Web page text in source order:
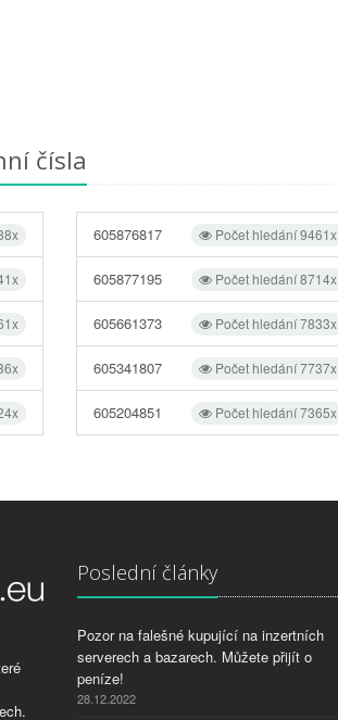
čísla
Počet hledání 9461x
605876817
Počet hledání 8714x
605877195
Počet hledání 7833x
605661373
Počet hledání 7737x
605341807
Počet hledání 7365x
605204851
Poslední články
Pozor na falešné kupující na inzertních
serverech a bazarech. Můžete přijít o
peníze!
28.12.2022